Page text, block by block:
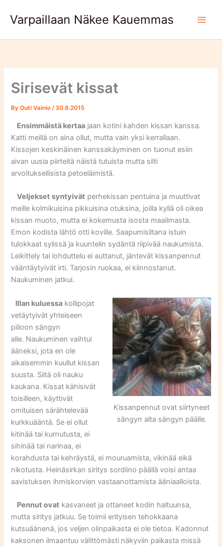
Varpaillaan Näkee Kauemmas
Sirisevät kissat
ByOuti Vainio/ 30.6.2015
Ensimmäistä kertaa jaan kotini kahden kissan kanssa.
Katti meillä on aina ollut, mutta vain yksi kerrallaan.
Kissojen keskinäinen kanssakäyminen on tuonut esiin
aivan uusia piirteitä näistä tutuista mutta silti
arvoituksellisista petoeläimistä.
Veljekset syntyivät perhekissan pentuina ja muuttivat
meille kolmikuisina pikkuisina otuksina, joilla kyllä oli oikea
kissan muoto, mutta ei kokemusta isosta maailmasta.
Emon kodista lähtö otti koville. Saapumisiltana istuin
tulokkaat sylissä ja kuuntelin sydäntä riipivää naukumista.
Leikittely tai lohduttelu ei auttanut, jäntevät kissanpennut
vääntäytyivät irti. Tarjosin ruokaa, ei kiinnostanut.
Naukuminen jatkui.
Kissanpennut ovat siirtyneet
sängyn alta sängyn päälle.
Illan kuluessa kollipojat
vetäytyivät yhteiseen
piiloon sängyn
alle. Naukuminen vaihtui
ääneksi, jota en ole
aikaisemmin kuullut kissan
suusta. Siitä oli nauku
kaukana. Kissat kähisivät
toisilleen, käyttivät
omituisen särähtelevää
kurkkuääntä. Se ei ollut
kitinää tai kurnutusta, ei
sihinää tai narinaa, ei
korahdusta tai kehräystä, ei mouruamista, vikinää eikä
nikotusta. Heinäsirkan siritys sordiino päällä voisi antaa
aavistuksen ihmiskorvien vastaanottamista ääniaalloista.
Pennut ovat kasvaneet ja ottaneet kodin haltuunsa,
mutta siritys jatkuu. Se toimii erityisen tehokkaana
kutsuäänenä, jos veljen olinpaikasta ei ole tietoa. Kadonnut
kaksonen ilmaantuu välittömästi näkyviin paikasta missä